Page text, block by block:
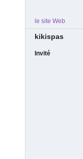
le site Web
kikispas
Invité